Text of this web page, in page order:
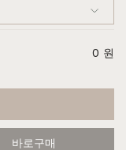
0 원
바로구매